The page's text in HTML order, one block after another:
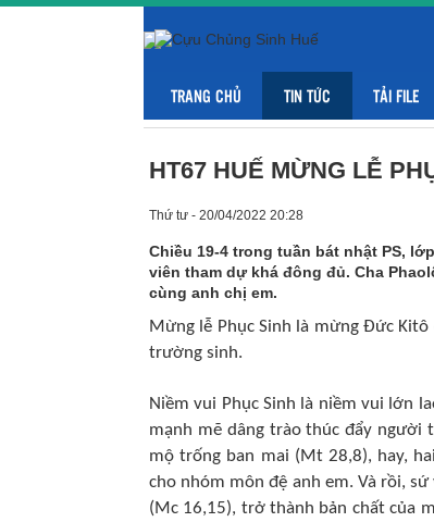
TRANG CHỦ TIN TỨC TẢI FILE
HT67 HUẾ MỪNG LỄ
Thứ tư - 20/04/2022 20:28
Chiều 19-4 trong tuần bát nhật PS,
viên tham dự khá đông đủ. Cha
cùng anh chị em.
Mừng lễ Phục Sinh là mừng Đức
trường sinh.
Niềm vui Phục Sinh là niềm vui lớn
mạnh mẽ dâng trào thúc đẩy người
mộ trống ban mai (Mt 28,8), hay,
cho nhóm môn đệ anh em. Và rồi,
(Mc 16,15), trở thành bản chất của